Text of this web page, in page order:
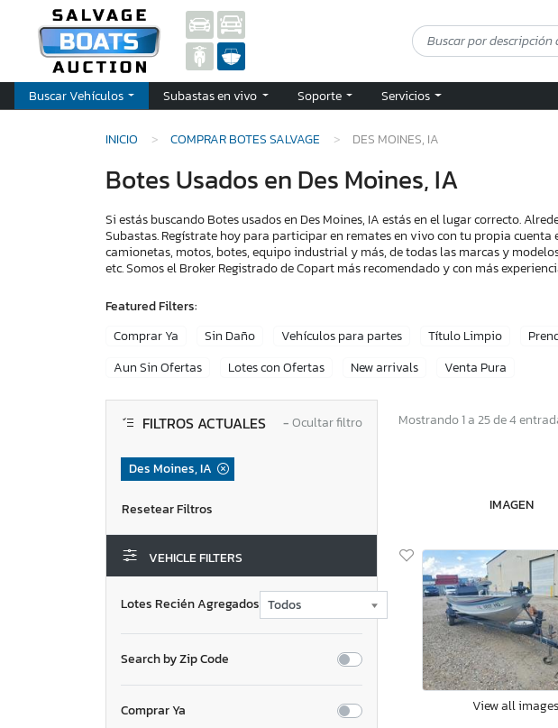
Buscar Vehículos Subastas en vivo Soporte Servicios
INICIO COMPRAR BOTES SALVAGE DES MOINES, IA
Botes Usados en Des Moines, IA
Si estás buscando Botes usados en Des Moines, IA estás en el lugar correcto.
Subastas. Regístrate hoy para participar en remates en vivo con tu propia
camionetas, motos, botes, equipo industrial y más, de todas las marcas y
etc. Somos el Broker Registrado de Copart más recomendado y con más
Featured Filters:
Comprar Ya
Sin Daño Vehículos para partes Título Limpio
Aun Sin Ofertas
Lotes con Ofertas New arrivals Venta Pura
FILTROS ACTUALES −Ocultar filtro
Des Moines, IA
VEHICLE FILTERS
Lotes Recién Agregados
Search by Zip Code
Comprar Ya
Mostrando 1 a 25 de 4
IMAGEN
View all images